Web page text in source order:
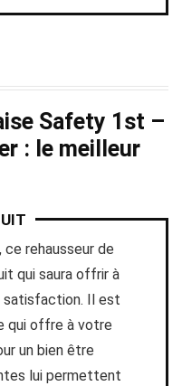
Safety 1st –
: le meilleur
rehausseur de
qui saura offrir à
satisfaction. Il est
qui offre à votre
un bien être
lui permettent